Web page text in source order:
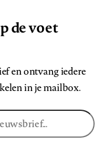
de voet
en ontvang iedere
in je mailbox.